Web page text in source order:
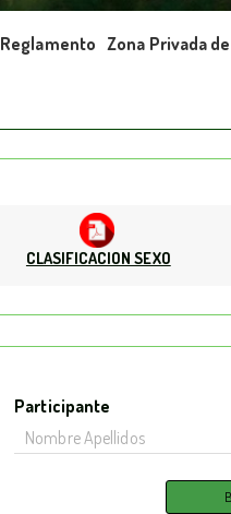
Reglamento Zona Privada
CLASIFICACION SEXO
Participante